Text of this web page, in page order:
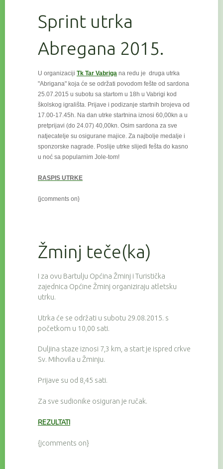
Sprint utrka
Abregana 2015.
U organizaciji Tk Tar Vabriga na redu je druga utrka
"Abrigana" koja će se održati povodom fešte od sardona
25.07.2015 u subotu sa startom u 18h u Vabrigi kod
školskog igrališta. Prijave i podizanje startnih brojeva od
17.00-17.45h. Na dan utrke startnina iznosi 60,00kn a u
pretprijavi (do 24.07) 40,00kn. Osim sardona za sve
natjecatelje su osigurane majice. Za najbolje medalje i
sponzorske nagrade. Poslije utrke slijedi fešta do kasno
u noć sa popularnim Jole-tom!
RASPIS UTRKE
{jcomments on}
Žminj teče(ka)
I za ovu Bartulju Općina Žminj i Turistička
zajednica Općine Žminj organiziraju atletsku
utrku.
Utrka će se održati u subotu 29.08.2015. s
početkom u 10,00 sati.
Duljina staze iznosi 7,3 km, a start je ispred crkve
Sv. Mihovila u Žminju.
Prijave su od 8,45 sati.
Za sve sudionike osiguran je ručak.
REZULTATI
{jcomments on}